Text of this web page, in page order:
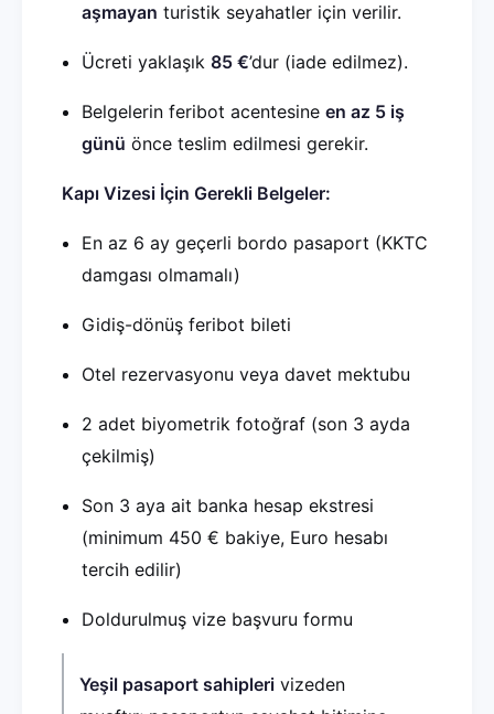
aşmayan turistik seyahatler için verilir.
Ücreti yaklaşık 85 €’dur (iade edilmez).
Belgelerin feribot acentesine en az 5 iş
günü önce teslim edilmesi gerekir.
Kapı Vizesi İçin Gerekli Belgeler:
En az 6 ay geçerli bordo pasaport (KKTC
damgası olmamalı)
Gidiş-dönüş feribot bileti
Otel rezervasyonu veya davet mektubu
2 adet biyometrik fotoğraf (son 3 ayda
çekilmiş)
Son 3 aya ait banka hesap ekstresi
(minimum 450 € bakiye, Euro hesabı
tercih edilir)
Doldurulmuş vize başvuru formu
Yeşil pasaport sahipleri vizeden